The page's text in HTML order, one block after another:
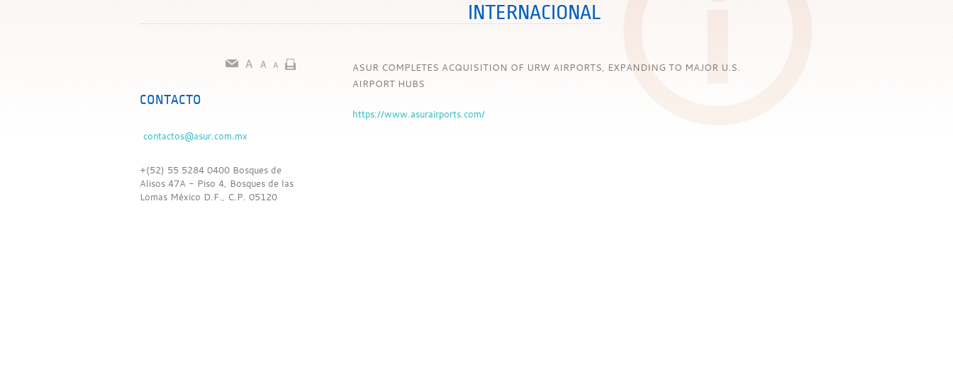
INTERNACIONAL
ASUR COMPLETES ACQUISITION OF URW AIRPORTS, EXPANDING TO MAJOR U.S.
AIRPORT HUBS
https://www.asurairports.com/
CONTACTO
+(52) 55 5284 0400 Bosques de
Alisos 47A - Piso 4, Bosques de las
Lomas México D.F., C.P. 05120